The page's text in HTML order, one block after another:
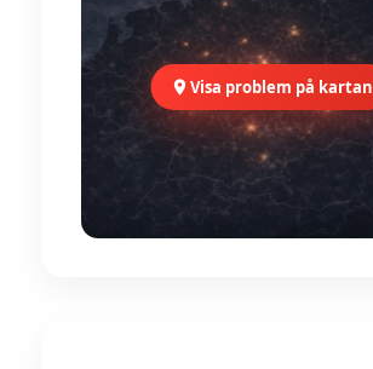
Visa problem på kartan